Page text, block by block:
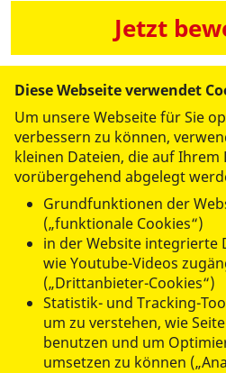
Jetzt
Unsere
wird gefördert
Diese Webseite verwendet
Um unsere Webseite für Sie
verbessern zu können,
kleinen Dateien, die auf Ihrem
vorübergehend abgelegt
Grundfunktionen der
(„funktionale Cookies“)
in der Website integrierte
wie Youtube-Videos
(„Drittanbieter-Cookies“)
Statistik- und Tracking-
um zu verstehen, wie
benutzen und um
umsetzen zu können